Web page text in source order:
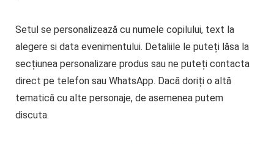
Setul se personalizează cu numele copilului, text la
alegere si data evenimentului. Detaliile le puteți lăsa la
secțiunea personalizare produs sau ne puteți contacta
direct pe telefon sau WhatsApp. Dacă doriți o altă
tematică cu alte personaje, de asemenea putem
discuta.